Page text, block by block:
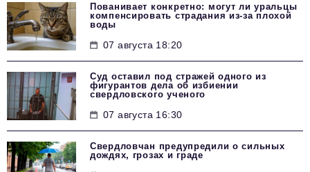
Пованивает конкретно: могут ли уральцы
компенсировать страдания из-за плохой
воды
07 августа 18:20
Суд оставил под стражей одного из
фигурантов дела об избиении
свердловского ученого
07 августа 16:30
Свердловчан предупредили о сильных
дождях, грозах и граде